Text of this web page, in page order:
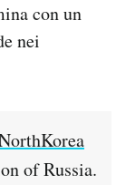
con un
nei
of Russia.